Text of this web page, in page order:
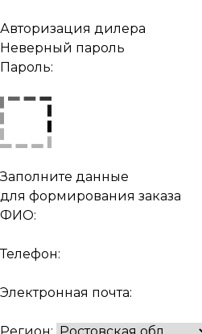
Авторизация дилера
Неверный пароль
Пароль:
Заполните данные
для формирования заказа
ФИО:
Телефон:
Электронная почта: